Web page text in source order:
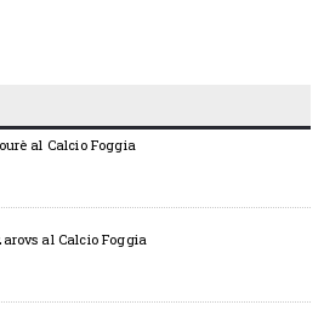
al Calcio Foggia
al Calcio Foggia